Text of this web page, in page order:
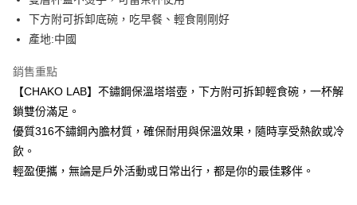
匯豐（台灣）商業銀行
華泰商業銀行
聯邦商業銀行
遠東國際商業銀行
元大商業銀行
台新國際商業銀行
台灣樂天信用卡公司
臺灣中小企業銀行
台中商業銀行
匯豐（台灣）商業銀行
元大商業銀行
玉山商業銀行
星展（台灣）商業銀行
台灣樂天信用卡公司
Apple Pay
街口支付
悠遊付
大哥付你分期
相關說明
【大哥付你分期使用說明】
下方附可拆卸底碗，吃早餐、輕食剛剛好
產地:中國
銷售重點
【CHAKO LAB】不鏽鋼保溫塔塔壺，下方附可拆卸輕食碗，一杯解
鎖雙份滿足。
優質316不鏽鋼內膽材質，確保耐用與保溫效果，隨時享受熱飲或冷
飲。
輕盈便攜，無論是戶外活動或日常出行，都是你的最佳夥伴。